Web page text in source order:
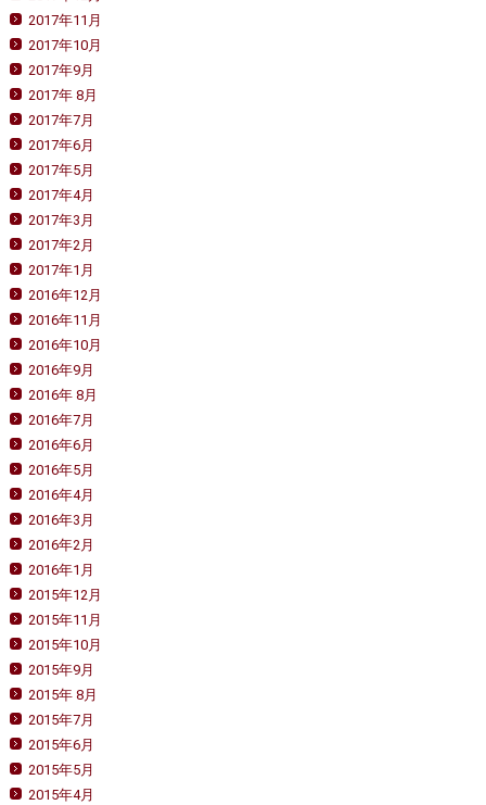
2017年11月
2017年10月
2017年9月
2017年 8月
2017年7月
2017年6月
2017年5月
2017年4月
2017年3月
2017年2月
2017年1月
2016年12月
2016年11月
2016年10月
2016年9月
2016年 8月
2016年7月
2016年6月
2016年5月
2016年4月
2016年3月
2016年2月
2016年1月
2015年12月
2015年11月
2015年10月
2015年9月
2015年 8月
2015年7月
2015年6月
2015年5月
2015年4月